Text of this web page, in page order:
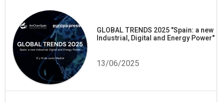
GLOBAL TRENDS 2025 "Spain: a new
Industrial, Digital and Energy Power"
13/06/2025